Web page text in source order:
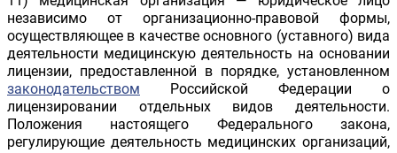
независимо от организационно-правовой формы,
осуществляющее в качестве основного (уставного) вида
деятельности медицинскую деятельность на основании
лицензии, предоставленной в порядке, установленном
законодательством Российской Федерации о
лицензировании отдельных видов деятельности.
Положения настоящего Федерального закона,
регулирующие деятельность медицинских организаций,